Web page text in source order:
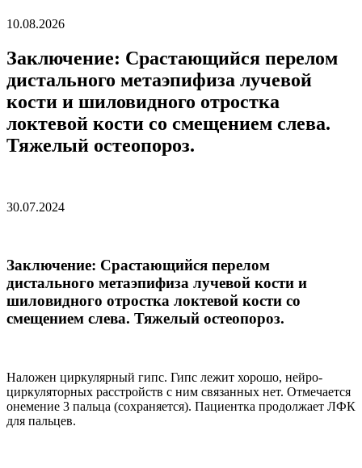
10.08.2026
Заключение: Срастающийся перелом
дистального метаэпифиза лучевой
кости и шиловидного отростка
локтевой кости со смещением слева.
Тяжелый остеопороз.
30.07.2024
Заключение: Срастающийся перелом
дистального метаэпифиза лучевой кости и
шиловидного отростка локтевой кости со
смещением слева. Тяжелый остеопороз.
Наложен циркулярный гипс. Гипс лежит хорошо, нейро-
циркуляторных расстройств с ним связанных нет. Отмечается
онемение 3 пальца (сохраняется). Пациентка продолжает ЛФК
для пальцев.